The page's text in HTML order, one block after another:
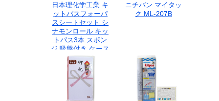
日本理化学工業 キ
ットパスフォーパ
スシートセット シ
ナモンロール キッ
トパス3本 スポン
ジ 吸盤付き ケース
入り FBSS-5
ニチバン マイタッ
ク ML-207B